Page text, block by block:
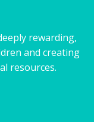
rewarding,
and creating
resources.